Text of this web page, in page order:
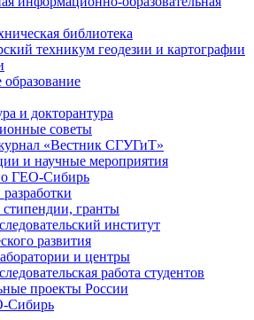
библиотека
техникум геодезии и картографии
и докторантура
советы
«Вестник СГУГиТ»
и научные мероприятия
ГЕО-Сибирь
гранты
институт
развития
и центры
работа студентов
проекты России
Сибирь